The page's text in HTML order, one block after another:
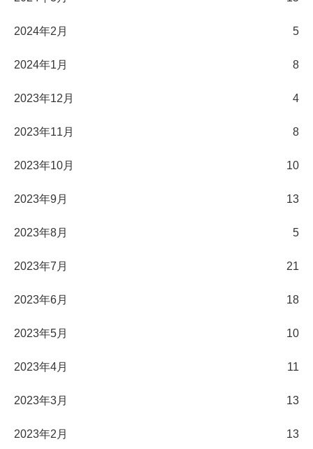
2024年2月 5
2024年1月 8
2023年12月 4
2023年11月 8
2023年10月 10
2023年9月 13
2023年8月 5
2023年7月 21
2023年6月 18
2023年5月 10
2023年4月 11
2023年3月 13
2023年2月 13